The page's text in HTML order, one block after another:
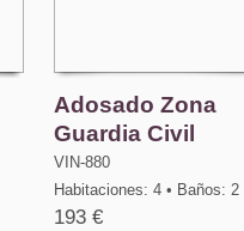
Adosado Zona
Guardia Civil
VIN-880
Habitaciones: 4 • Baños: 2
193 €